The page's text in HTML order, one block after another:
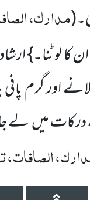
مدارک،
لوٹنا۔}
اور گرم
میں لے
الصافات،